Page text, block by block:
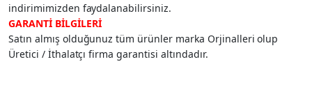
indirimimizden faydalanabilirsiniz.
GARANTİ BİLGİLERİ
Satın almış olduğunuz tüm ürünler marka Orjinalleri olup
Üretici / İthalatçı firma garantisi altındadır.